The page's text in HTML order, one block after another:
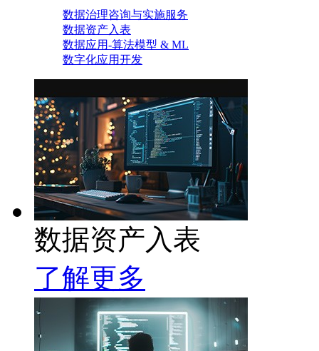
数据治理咨询与实施服务
数据资产入表
数据应用-算法模型 & ML
数字化应用开发
数据资产入表
了解更多